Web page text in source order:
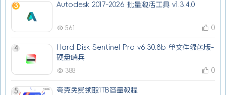
3 Autodesk 2017-2026 批量激活工具 v1.3.4.0
561 0
4
Hard Disk Sentinel Pro v6.30.8b 单文件绿色版-
硬盘哨兵
388 0
5 夸克免费领取1TB容量教程